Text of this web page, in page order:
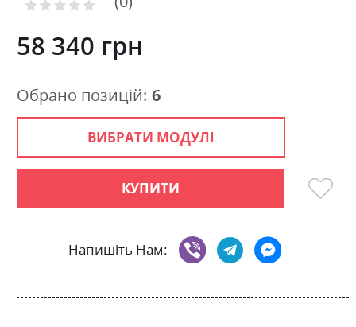
gallery
Рейтинг:
58 340 грн
ВИБРАТИ МОДУЛІ
КУПИТИ
Напишіть Нам:
Обрано позицій: 6